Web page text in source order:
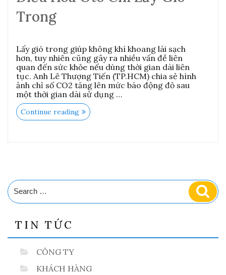
Trong
Lấy gió trong giúp không khí khoang lái sạch
hơn, tuy nhiên cũng gây ra nhiều vấn đề liên
quan đến sức khỏe nếu dùng thời gian dài liên
tục. Anh Lê Thượng Tiến (TP.HCM) chia sẻ hình
ảnh chỉ số CO2 tăng lên mức báo động đỏ sau
một thời gian dài sử dụng …
Continue reading“Lưu
ý
chỉ
Search
for:
TIN TỨC
CÔNG TY
KHÁCH HÀNG